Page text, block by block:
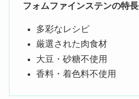
フォムファインステンの特長
多彩なレシピ
厳選された肉食材
大豆・砂糖不使用
香料・着色料不使用